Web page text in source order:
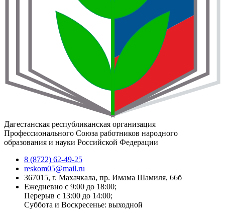
Дагестанская республиканская организация
Профессионального Союза работников народного
образования и науки Российской Федерации
8 (8722) 62-49-25
reskom05@mail.ru
367015, г. Махачкала, пр. Имама Шамиля, 66б
Ежедневно с 9:00 до 18:00;
Перерыв с 13:00 до 14:00;
Суббота и Воскресенье: выходной